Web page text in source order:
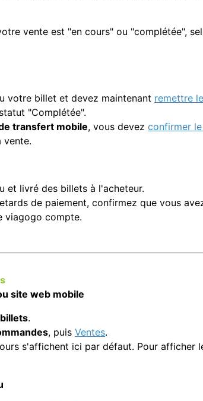
vente est "en cours" ou "complétée",
votre billet et devez maintenant remettre
"Complétée".
transfert mobile, vous devez confirmer
vente.
et livré des billets à l'acheteur.
de paiement, confirmez que vous
viagogo compte.
site web mobile
.
, puis Ventes.
s'affichent ici par défaut. Pour afficher